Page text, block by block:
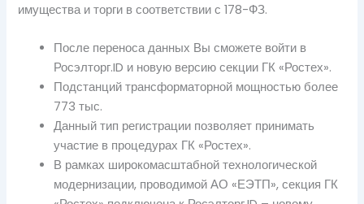
имущества и торги в соответствии с 178-ФЗ.
После переноса данных Вы сможете войти в
Росэлторг.ID и новую версию секции ГК «Ростех».
Подстанций трансформаторной мощностью более
773 тыс.
Данный тип регистрации позволяет принимать
участие в процедурах ГК «Ростех».
В рамках широкомасштабной технологической
модернизации, проводимой АО «ЕЭТП», секция ГК